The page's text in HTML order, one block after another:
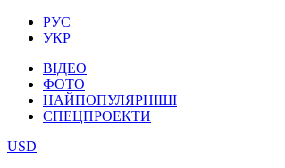
РУС
УКР
ВІДЕО
ФОТО
НАЙПОПУЛЯРНІШІ
СПЕЦПРОЕКТИ
USD